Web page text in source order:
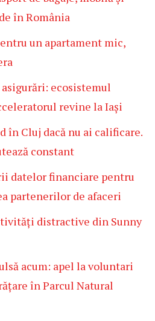
în România
un apartament mic,
ecosistemul
revine la Iași
în Cluj dacă nu ai calificare.
constant
datelor financiare pentru
partenerilor de afaceri
distractive din Sunny
acum: apel la voluntari
în Parcul Natural